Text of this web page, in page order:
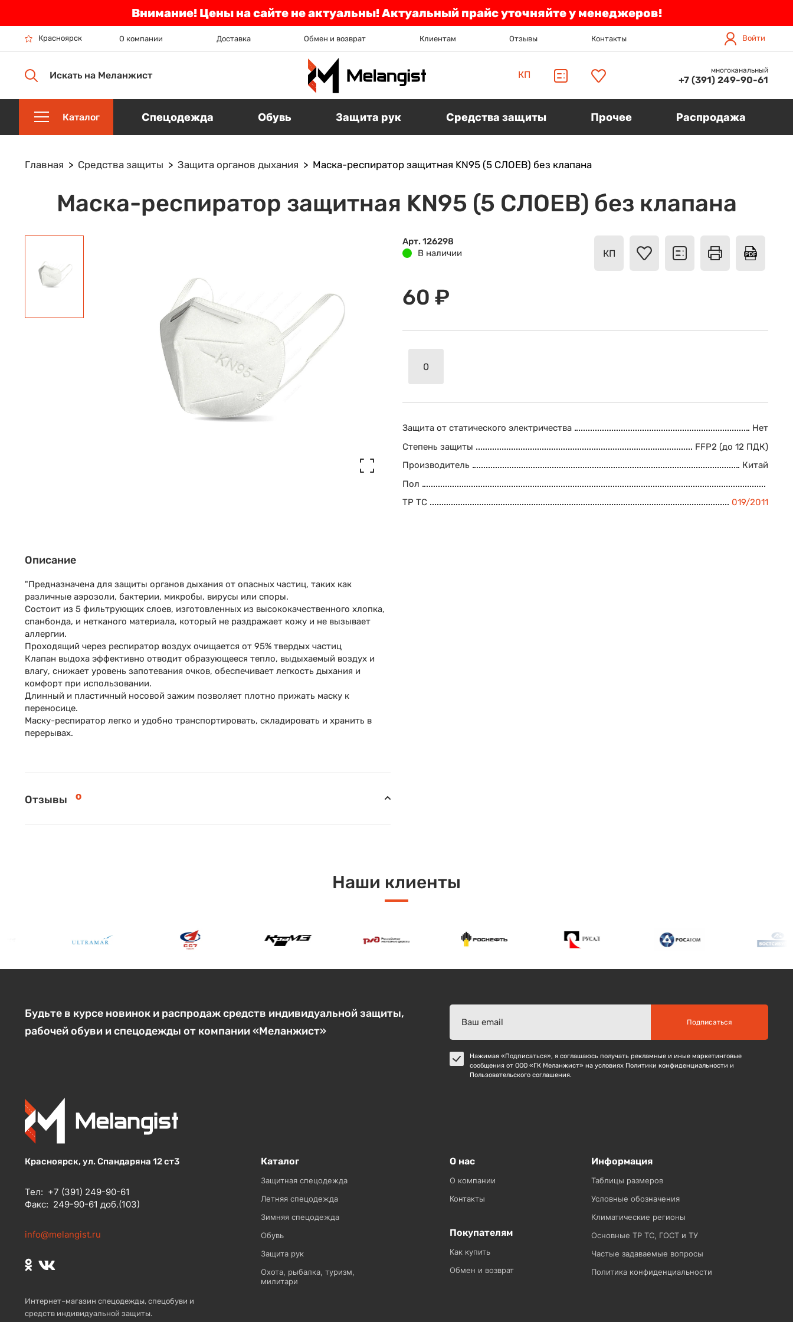
Внимание! Цены на сайте не актуальны! Актуальный прайс уточняйте у менеджеров!
Красноярск О компании Доставка Обмен и возврат Клиентам Отзывы Контакты Войти
Искать на Меланжист КП многоканальный
+7 (391) 249-90-61
Каталог Спецодежда Обувь Защита рук Средства защиты Прочее Распродажа
Главная Средства защиты Защита органов дыхания Маска-респиратор защитная KN95 (5 СЛОЕВ) без клапана
Маска-респиратор защитная KN95 (5 СЛОЕВ) без клапана
Описание
"Предназначена для защиты органов дыхания от опасных частиц, таких как
различные аэрозоли, бактерии, микробы, вирусы или споры.
Состоит из 5 фильтрующих слоев, изготовленных из высококачественного хлопка,
спанбонда, и нетканого материала, который не раздражает кожу и не вызывает
аллергии.
Проходящий через респиратор воздух очищается от 95% твердых частиц
Клапан выдоха эффективно отводит образующееся тепло, выдыхаемый воздух и
влагу, снижает уровень запотевания очков, обеспечивает легкость дыхания и
комфорт при использовании.
Длинный и пластичный носовой зажим позволяет плотно прижать маску к
переносице.
Маску-респиратор легко и удобно транспортировать, складировать и хранить в
перерывах.
Отзывы 0
Арт. 126298
В наличии
КП
60 ₽
Защита от статического электричества
Нет
Степень защиты
FFP2 (до 12 ПДК)
Производитель
Китай
Пол
ТР ТС
019/2011
Наши клиенты
Будьте в курсе новинок и распродаж средств индивидуальной защиты,
рабочей обуви и спецодежды от компании «Меланжист»
Подписаться
Нажимая «Подписаться», я соглашаюсь получать рекламные и иные маркетинговые
сообщения от ООО «ГК Меланжист» на условиях Политики конфиденциальности и
Пользовательского соглашения.
Красноярск, ул. Спандаряна 12 ст3
Тел: +7 (391) 249-90-61
Факс: 249-90-61 доб.(103)
info@melangist.ru
Интернет–магазин спецодежды, спецобуви и
средств индивидуальной защиты.
Каталог
Защитная спецодежда
Летняя спецодежда
Зимняя спецодежда
Обувь
Защита рук
Охота, рыбалка, туризм,
милитари
О нас
О компании
Контакты
Покупателям
Как купить
Обмен и возврат
Информация
Таблицы размеров
Условные обозначения
Климатические регионы
Основные ТР ТС, ГОСТ и ТУ
Частые задаваемые вопросы
Политика конфиденциальности